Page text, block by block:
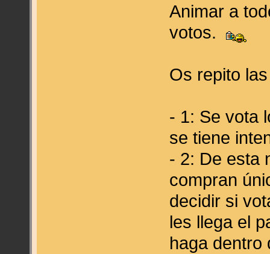
Animar a
votos.
Os repito
- 1: Se vota
se tiene
- 2: De esta
compran
decidir si
les llega el
haga dentro